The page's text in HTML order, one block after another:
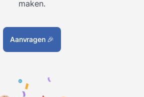
maken.
Aanvragen 🎉